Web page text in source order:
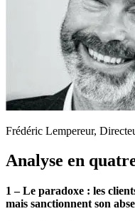
Frédéric Lempereur,
Analyse en
1 – Le paradoxe : les
mais sanctionnent son